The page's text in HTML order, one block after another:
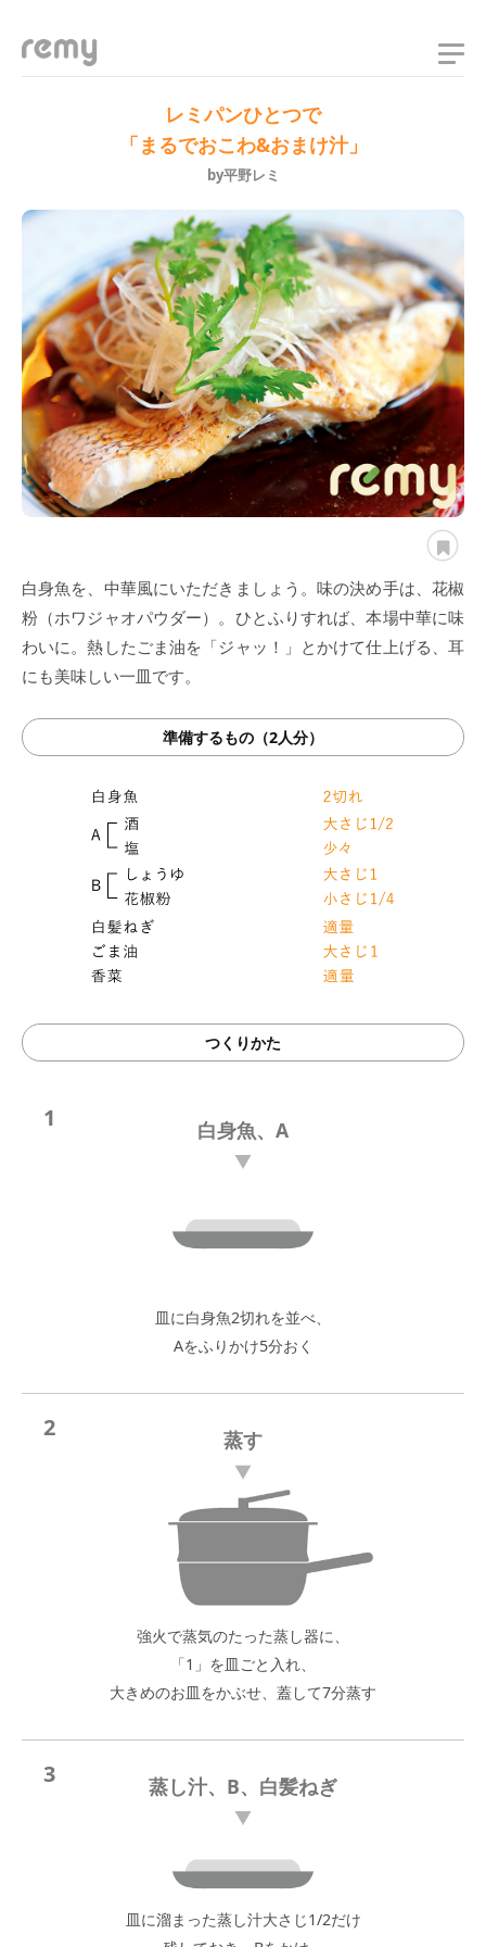
レミパンひとつで
「まるでおこわ&おまけ汁」
by平野レミ
白身魚を、中華風にいただきましょう。味の決め手は、花椒
粉（ホワジャオパウダー）。ひとふりすれば、本場中華に味
わいに。熱したごま油を「ジャッ！」とかけて仕上げる、耳
にも美味しい一皿です。
準備するもの（2人分）
つくりかた
1 白身魚、A
皿に白身魚2切れを並べ、
Aをふりかけ5分おく
2 蒸す
強火で蒸気のたった蒸し器に、
「1」を皿ごと入れ、
大きめのお皿をかぶせ、蓋して7分蒸す
3 蒸し汁、B、白髪ねぎ
皿に溜まった蒸し汁大さじ1/2だけ